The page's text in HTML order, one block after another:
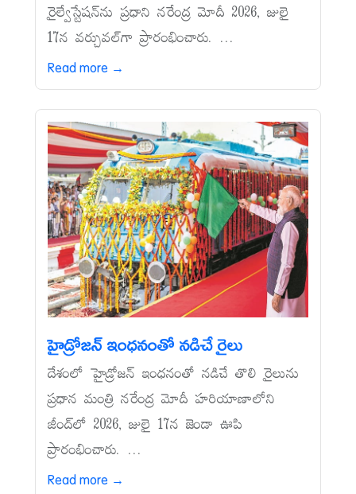
రైల్వేస్టేషన్‌ను ప్రధాని నరేంద్ర మోదీ 2026, జులై
17న వర్చువల్‌గా ప్రారంభించారు. ...
Read more →
హైడ్రోజన్‌ ఇంధనంతో నడిచే రైలు
దేశంలో హైడ్రోజన్‌ ఇంధనంతో నడిచే తొలి రైలును
ప్రధాన మంత్రి నరేంద్ర మోదీ హరియాణాలోని
జీంద్‌లో 2026, జులై 17న జెండా ఊపి
ప్రారంభించారు. ...
Read more →